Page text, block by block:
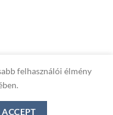
felhasználói élmény
ACCEPT